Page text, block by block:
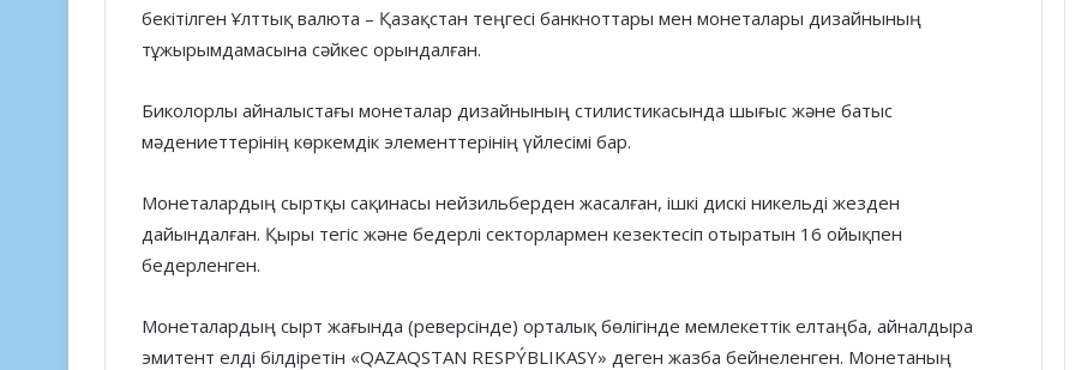
бекітілген Ұлттық валюта – Қазақстан теңгесі банкноттары мен монеталары дизайнының
тұжырымдамасына сәйкес орындалған.
Биколорлы айналыстағы монеталар дизайнының стилистикасында шығыс және батыс
мәдениеттерінің көркемдік элементтерінің үйлесімі бар.
Монеталардың сыртқы сақинасы нейзильберден жасалған, ішкі дискі никельді жезден
дайындалған. Қыры тегіс және бедерлі секторлармен кезектесіп отыратын 16 ойықпен
бедерленген.
Монеталардың сырт жағында (реверсінде) орталық бөлігінде мемлекеттік елтаңба, айналдыра
эмитент елді білдіретін «QAZAQSTAN RESPÝBLIKASY» деген жазба бейнеленген. Монетаның